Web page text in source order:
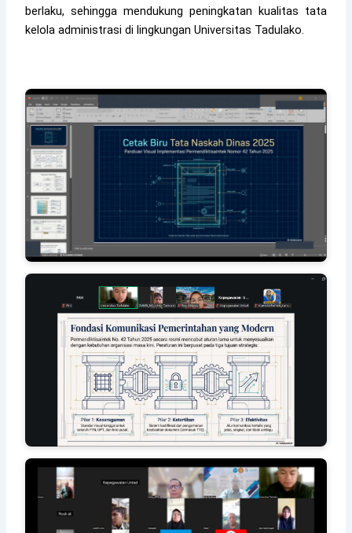
berlaku, sehingga mendukung peningkatan kualitas tata
kelola administrasi di lingkungan Universitas Tadulako.